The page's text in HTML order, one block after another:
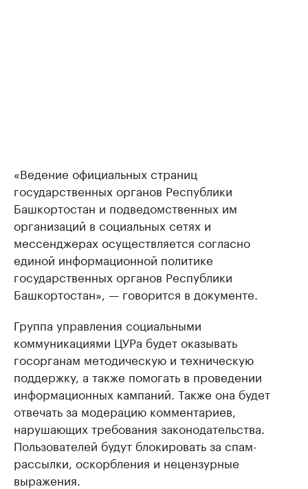
«Ведение официальных страниц
государственных органов Республики
Башкортостан и подведомственных им
организаций в социальных сетях и
мессенджерах осуществляется согласно
единой информационной политике
государственных органов Республики
Башкортостан», — говорится в документе.
Группа управления социальными
коммуникациями ЦУРа будет оказывать
госорганам методическую и техническую
поддержку, а также помогать в проведении
информационных кампаний. Также она будет
отвечать за модерацию комментариев,
нарушающих требования законодательства.
Пользователей будут блокировать за спам-
рассылки, оскорбления и нецензурные
выражения.